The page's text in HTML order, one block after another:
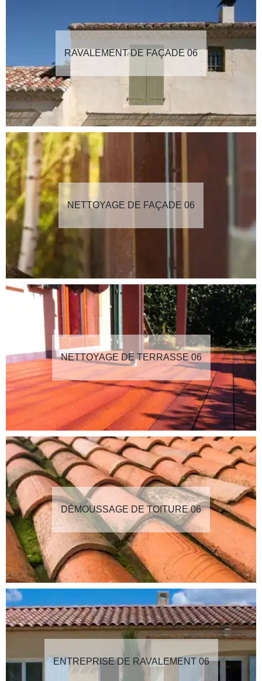
RAVALEMENT DE FAÇADE 06
NETTOYAGE DE FAÇADE 06
NETTOYAGE DE TERRASSE 06
DÉMOUSSAGE DE TOITURE 06
ENTREPRISE DE RAVALEMENT 06